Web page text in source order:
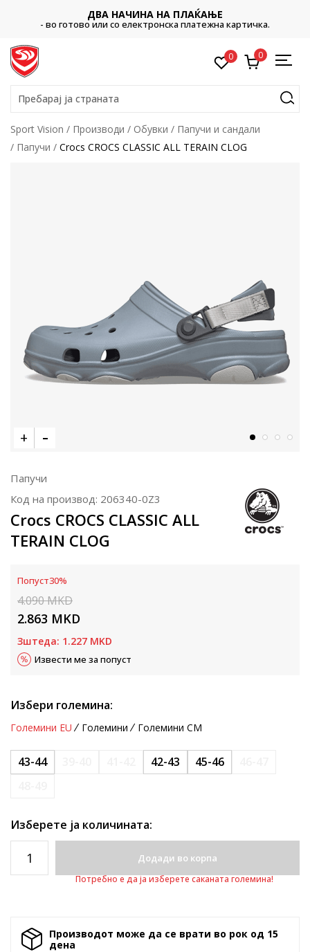
ДВА НАЧИНА НА ПЛАЌАЊЕ
- во готово или со електронска платежна картичка.
0 0
Пребарај ја страната
Sport Vision Производи Обувки
Папучи и сандали
Папучи
Crocs CROCS CLASSIC ALL TERAIN CLOG
Папучи
Код на производ: 206340-0Z3
Crocs CROCS CLASSIC ALL
TERAIN CLOG
Попуст30%
4.090MKD
2.863 MKD
Зштеда: 1.227 MKD
Извести ме за попуст
Избери големина:
Големини EU Големини Големини CM
43-44 42-43 45-46
Изберете ја количината:
Додади во корпа
Потребно е да ја изберете саканата големина!
Производот може да се врати во рок од 15
денa